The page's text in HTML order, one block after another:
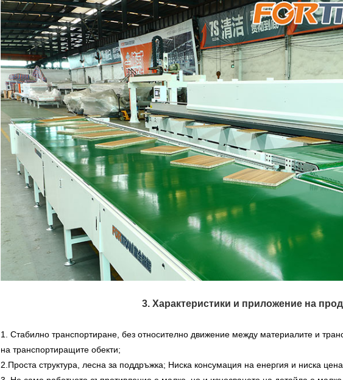
3. Характеристики и приложение на
1. Стабилно транспортиране, без относително движение между материалите и
на транспортиращите обекти;
2.Проста структура, лесна за поддръжка; Ниска консумация на енергия и ниска цена.